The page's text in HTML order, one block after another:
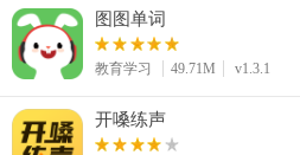
社交聊天
184款应用
441款应用
新闻阅读
图图单词
教育学习 49.71M v1.3.1
开嗓练声